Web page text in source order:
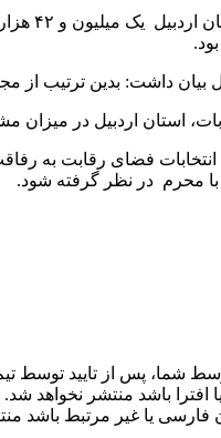
مجموع آرای اهالی استان اردبیل ۸۵ درصد به مسعود
استان اردبیل در
انتخابات فضای رقابت
محرم در نظر گرفته شود.
شما، پس از تایید توسط
افترا باشد منتشر نخواهد شد.
فارسی یا غیر مرتبط باشد